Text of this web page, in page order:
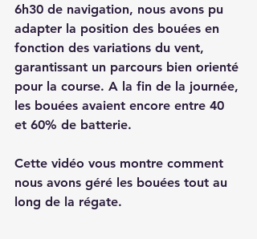
6h30 de navigation, nous avons pu
adapter la position des bouées en
fonction des variations du vent,
garantissant un parcours bien orienté
pour la course. A la fin de la journée,
les bouées avaient encore entre 40
et 60% de batterie.
Cette vidéo vous montre comment
nous avons géré les bouées tout au
long de la régate.